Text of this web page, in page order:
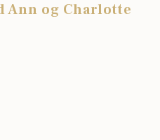
Ann og Charlotte